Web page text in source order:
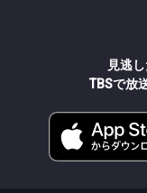
見逃
TBSで放